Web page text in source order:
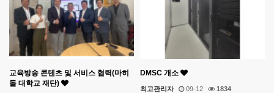
교육방송 콘텐츠 및 서비스 협력(마히
돌 대학교 재단)
DMSC 개소
최고관리자 09-12 1834